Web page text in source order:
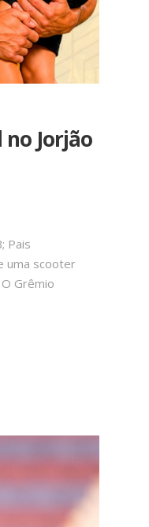
Jorjão
Pais
uma scooter
Grêmio